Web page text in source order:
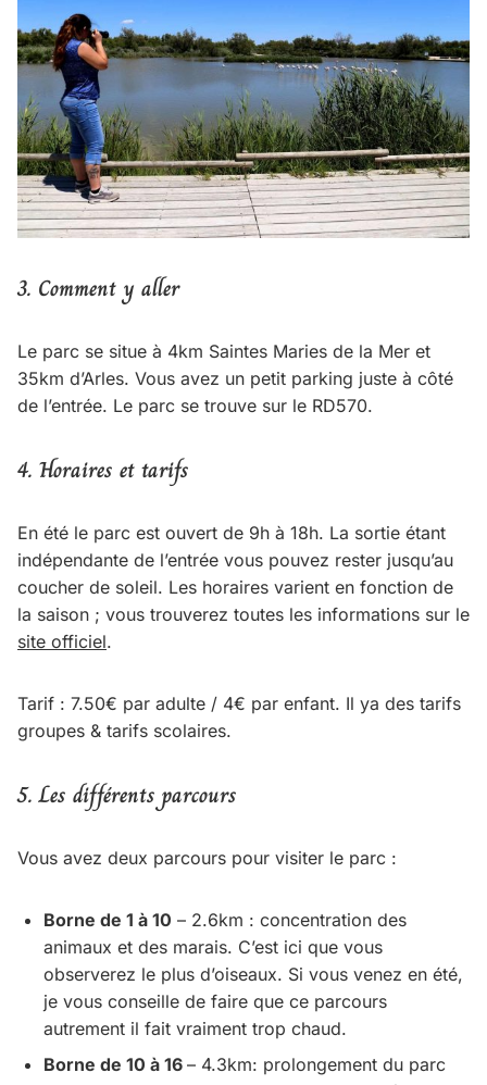
3. Comment y aller
Le parc se situe à 4km Saintes Maries de la Mer et
35km d’Arles. Vous avez un petit parking juste à côté
de l’entrée. Le parc se trouve sur le RD570.
4. Horaires et tarifs
En été le parc est ouvert de 9h à 18h. La sortie étant
indépendante de l’entrée vous pouvez rester jusqu’au
coucher de soleil. Les horaires varient en fonction de
la saison ; vous trouverez toutes les informations sur le
site officiel.
Tarif : 7.50€ par adulte / 4€ par enfant. Il ya des tarifs
groupes & tarifs scolaires.
5.Les différents parcours
Vous avez deux parcours pour visiter le parc :
Borne de 1 à 10 – 2.6km : concentration des
animaux et des marais. C’est ici que vous
observerez le plus d’oiseaux. Si vous venez en été,
je vous conseille de faire que ce parcours
autrement il fait vraiment trop chaud.
Borne de 10 à 16 – 4.3km: prolongement du parc